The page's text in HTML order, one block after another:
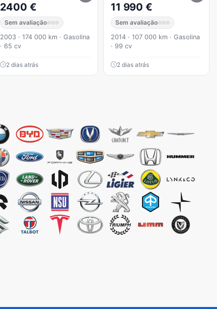
2400 €
Sem avaliação
2003 · 174 000 km · Gasolina
· 65 cv
2 dias atrás
11 990 €
Sem avaliação
2014 · 107 000 km · Gasolina
· 99 cv
2 dias atrás